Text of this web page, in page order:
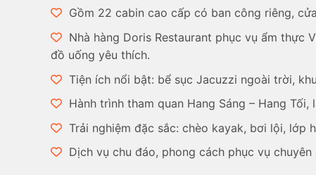
Gồm 22 cabin cao cấp có ban công riêng,
Nhà hàng Doris Restaurant phục vụ ẩm thực
đồ uống yêu thích.
Tiện ích nổi bật: bể sục Jacuzzi ngoài trời,
Hành trình tham quan Hang Sáng – Hang
Trải nghiệm đặc sắc: chèo kayak, bơi lội, lớp
Dịch vụ chu đáo, phong cách phục vụ